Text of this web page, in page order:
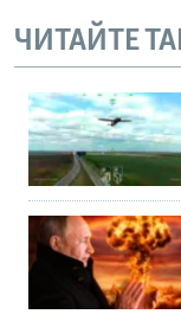
ЧИТАЙТЕ